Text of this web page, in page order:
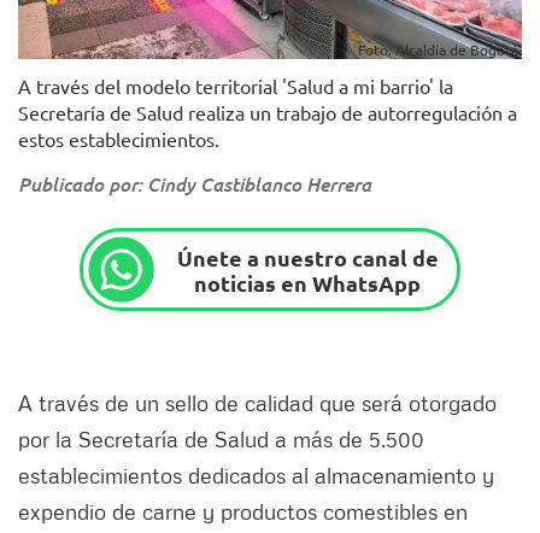
Foto. Alcaldía de Bogotá.
A través del modelo territorial 'Salud a mi barrio' la
Secretaría de Salud realiza un trabajo de autorregulación a
estos establecimientos.
Publicado por: Cindy Castiblanco Herrera
Únete a nuestro canal de
noticias en WhatsApp
A través de un sello de calidad que será otorgado
por la Secretaría de Salud a más de 5.500
establecimientos dedicados al almacenamiento y
expendio de carne y productos comestibles en